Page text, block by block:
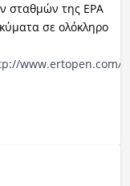
σταθμών της ΕΡΑ
σε ολόκληρο
www.ertopen.com/